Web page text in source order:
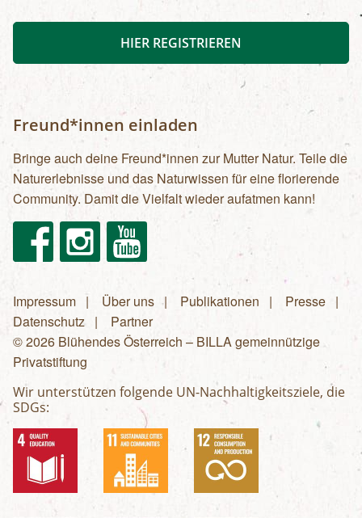
HIER REGISTRIEREN
Freund*innen einladen
Bringe auch deine Freund*innen zur Mutter Natur. Teile die
Naturerlebnisse und das Naturwissen für eine florierende
Community. Damit die Vielfalt wieder aufatmen kann!
FacebookInstagram Youtube
Fußzeilenmenü
Impressum Über uns Publikationen
Presse
Datenschutz
Partner
© 2026 Blühendes Österreich – BILLA gemeinnützige
Privatstiftung
Wir unterstützen folgende UN-Nachhaltigkeitsziele, die
SDGs: